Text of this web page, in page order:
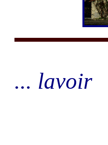
... lavoir